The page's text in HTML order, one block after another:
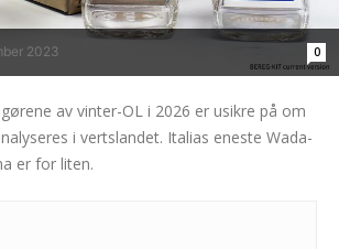
2023 0
av vinter-OL i 2026 er usikre på om
i vertslandet. Italias eneste Wada-
er for liten.